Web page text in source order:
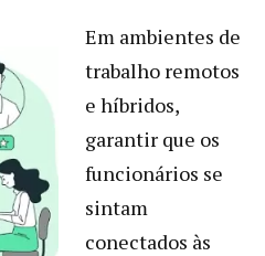
Em ambientes de
trabalho remotos
e híbridos,
garantir que os
funcionários se
sintam
conectados às